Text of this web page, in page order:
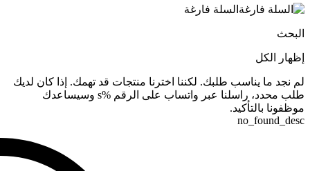
السلة فارغة
البحث
إظهار الكل
لم نجد ما يناسب طلبك. لكننا اخترنا منتجات قد تهمك. إذا كان لديك
طلب محدد، راسلنا عبر واتساب على الرقم %s وسيساعدك
موظفونا بالتأكيد.
no_found_desc